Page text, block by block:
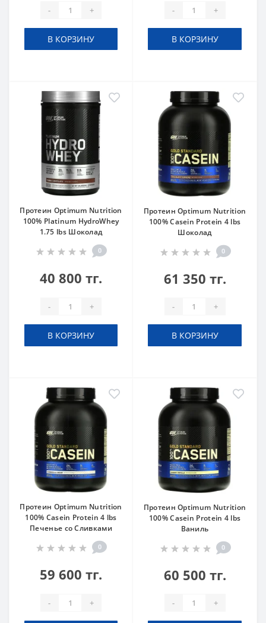
- +
В КОРЗИНУ
- +
В КОРЗИНУ
Протеин Optimum Nutrition
100% Platinum HydroWhey
1.75 lbs Шоколад
0
40 800 тг.
- +
В КОРЗИНУ
Протеин Optimum Nutrition
100% Casein Protein 4 lbs
Шоколад
0
61 350 тг.
- +
В КОРЗИНУ
Протеин Optimum Nutrition
100% Casein Protein 4 lbs
Печенье со Сливками
0
59 600 тг.
- +
Протеин Optimum Nutrition
100% Casein Protein 4 lbs
Ваниль
0
60 500 тг.
- +